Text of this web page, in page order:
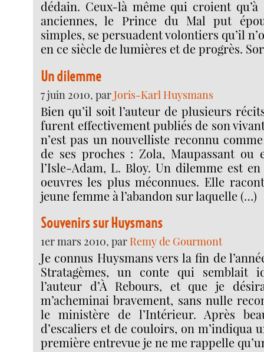
dédain. Ceux-là même qui croient qu’à
anciennes, le Prince du Mal put
simples, se persuadent volontiers qu’il
en ce siècle de lumières et de progrès.
Un dilemme
7 juin 2010, parJoris-Karl Huysmans
Bien qu’il soit l’auteur de plusieurs
furent effectivement publiés de son
n’est pas un nouvelliste reconnu
de ses proches : Zola, Maupassant ou
l’Isle-Adam, L. Bloy. Un dilemme est
oeuvres les plus méconnues. Elle
jeune femme à l’abandon sur laquelle (…)
Souvenirs sur Huysmans
1er mars 2010, par Remy de Gourmont
Je connus Huysmans vers la fin de
Stratagèmes, un conte qui semblait
l’auteur d’À Rebours, et que je
m’acheminai bravement, sans nulle
le ministère de l’Intérieur. Après
d’escaliers et de couloirs, on m’indiqua
première entrevue je ne me rappelle